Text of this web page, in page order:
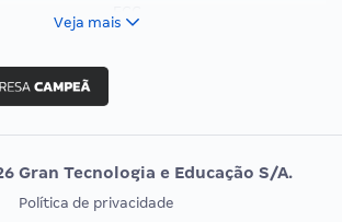
Vunesp
EXAME DE ORDEM
Veja mais
Gran Tecnologia e Educação S/A.
Política de privacidade